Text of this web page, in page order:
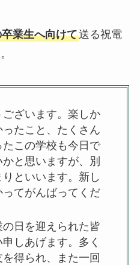
業生へ向けて送る祝電
ざいます。楽しか
たこと、たくさん
この学校も今日で
と思いますが、別
といいます。新し
てがんばってくだ
日を迎えられた皆
しあげます。多く
得られ、また一回